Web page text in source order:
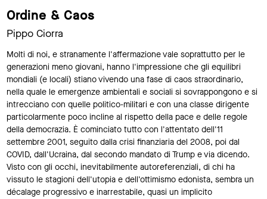
Ordine & Caos
Pippo Ciorra
Molti di noi, e stranamente l'affermazione vale soprattutto per le
generazioni meno giovani, hanno l'impressione che gli equilibri
mondiali (e locali) stiano vivendo una fase di caos straordinario,
nella quale le emergenze ambientali e sociali si sovrappongono e si
intrecciano con quelle politico-militari e con una classe dirigente
particolarmente poco incline al rispetto della pace e delle regole
della democrazia. È cominciato tutto con l'attentato dell'11
settembre 2001, seguito dalla crisi finanziaria del 2008, poi dal
COVID, dall'Ucraina, dal secondo mandato di Trump e via dicendo.
Visto con gli occhi, inevitabilmente autoreferenziali, di chi ha
vissuto le stagioni dell'utopia e dell'ottimismo edonista, sembra un
décalage progressivo e inarrestabile, quasi un implicito